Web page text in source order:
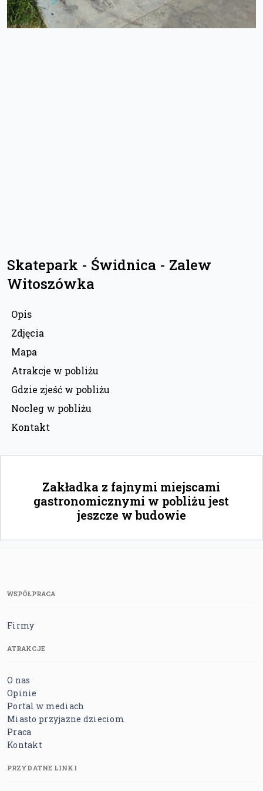
Skatepark - Świdnica - Zalew
Witoszówka
Opis
Zdjęcia
Mapa
Atrakcje w pobliżu
Gdzie zjeść w pobliżu
Nocleg w pobliżu
Kontakt
Zakładka z fajnymi miejscami
gastronomicznymi w pobliżu jest
jeszcze w budowie
WSPÓŁPRACA
Firmy
ATRAKCJE
O nas
Opinie
Portal w mediach
Miasto przyjazne dzieciom
Praca
Kontakt
PRZYDATNE LINKI